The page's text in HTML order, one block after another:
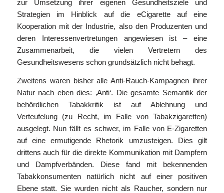
zur Umsetzung ihrer eigenen Gesundheitsziele und
Strategien im Hinblick auf die eCigarette auf eine
Kooperation mit der Industrie, also den Produzenten und
deren Interessenvertretungen angewiesen ist – eine
Zusammenarbeit, die vielen Vertretern des
Gesundheitswesens schon grundsätzlich nicht behagt.
Zweitens waren bisher alle Anti-Rauch-Kampagnen ihrer
Natur nach eben dies: ‚Anti‘. Die gesamte Semantik der
behördlichen Tabakkritik ist auf Ablehnung und
Verteufelung (zu Recht, im Falle von Tabakzigaretten)
ausgelegt. Nun fällt es schwer, im Falle von E-Zigaretten
auf eine ermutigende Rhetorik umzusteigen. Dies gilt
drittens auch für die direkte Kommunikation mit Dampfern
und Dampfverbänden. Diese fand mit bekennenden
Tabakkonsumenten natürlich nicht auf einer positiven
Ebene statt. Sie wurden nicht als Raucher, sondern nur